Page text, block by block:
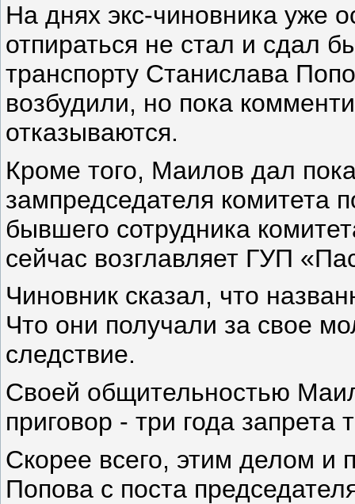
На днях экс-чиновника уже
отпираться не стал и сдал
транспорту Станислава
возбудили, но пока
отказываются.
Кроме того, Маилов дал
зампредседателя комитета
бывшего сотрудника
сейчас возглавляет ГУП
Чиновник сказал, что
Что они получали за свое
следствие.
Своей общительностью
приговор - три года запрета
Скорее всего, этим делом и
Попова с поста